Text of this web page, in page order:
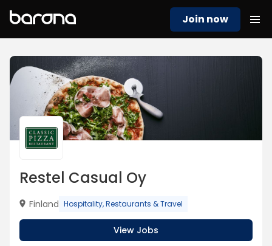
Join now
Restel Casual Oy
Finland Hospitality, Restaurants & Travel
View Jobs